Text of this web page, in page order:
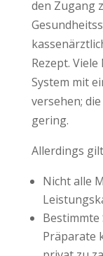
den Zugang
Rezept.
System mit
versehen;
gering.
Allerdings
Nicht alle
Bestimmte
Präparate